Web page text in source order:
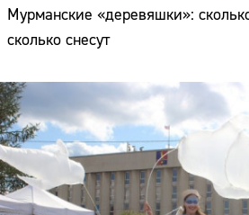
Мурманские «деревяшки»:
сколько снесут